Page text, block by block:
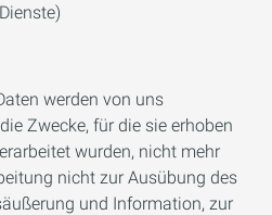
werden von uns
Zwecke, für die sie erhoben
wurden, nicht mehr
nicht zur Ausübung des
und Information, zur